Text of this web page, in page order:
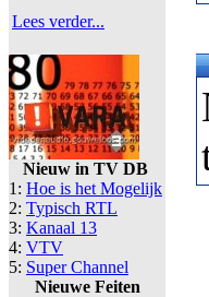
Lees verder...
Nieuw in TV DB
1: Hoe is het Mogelijk
2: Typisch RTL
3: Kanaal 13
4: VTV
5: Super Channel
Nieuwe Feiten